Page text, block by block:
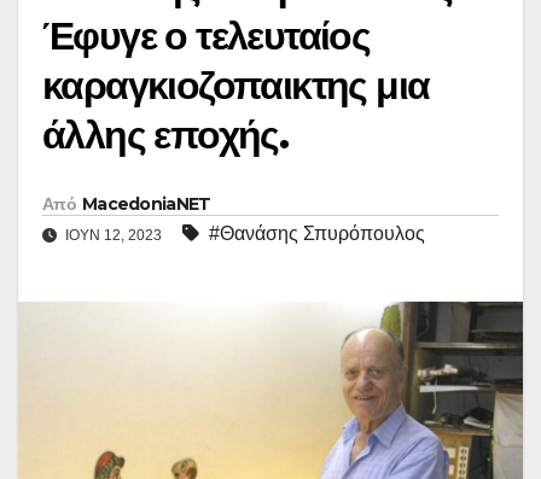
Έφυγε ο τελευταίος
καραγκιοζοπαικτης μια
άλλης εποχής.
Από MacedoniaNET
ΙΟΎΝ 12, 2023 #Θανάσης Σπυρόπουλος